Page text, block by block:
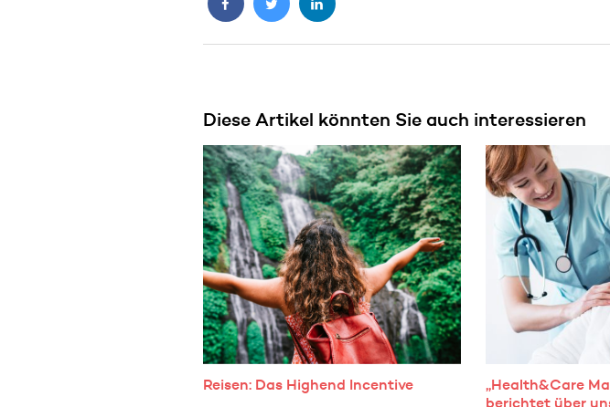
Diese Artikel könnten Sie auch interessieren
Reisen: Das Highend Incentive
„Health&Care
berichtet über